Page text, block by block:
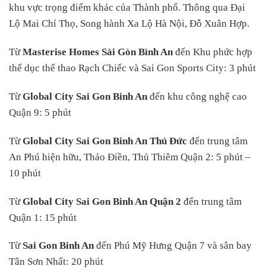
khu vực trọng điểm khác của Thành phố. Thông qua Đại
Lộ Mai Chí Thọ, Song hành Xa Lộ Hà Nội, Đỗ Xuân Hợp.
TừMasterise Homes Sài Gòn Bình Anđến Khu phức hợp
thể dục thể thao Rạch Chiếc và Sai Gon Sports City: 3 phút
TừGlobal City Sai Gon Binh Anđến khu công nghệ cao
Quận 9: 5 phút
TừGlobal City Sai Gon Binh An Thủ Đức đến trung tâm
An Phú hiện hữu, Thảo Điền, Thủ Thiêm Quận 2: 5 phút –
10 phút
TừGlobal City Sai Gon Binh An Quận 2 đến trung tâm
Quận 1: 15 phút
Từ Sai Gon Binh Anđến Phú Mỹ Hưng Quận 7 và sân bay
Tân Sơn Nhất: 20 phút